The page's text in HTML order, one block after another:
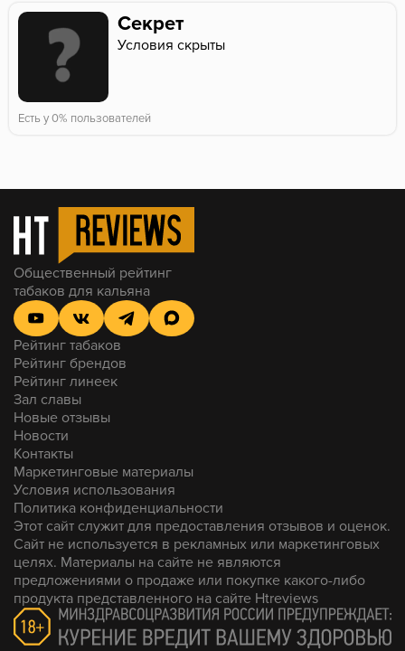
Секрет
Условия скрыты
Есть у 0% пользователей
Общественный рейтинг
табаков для кальяна
Рейтинг табаков
Рейтинг брендов
Рейтинг линеек
Зал славы
Новые отзывы
Новости
Контакты
Маркетинговые материалы
Условия использования
Политика конфиденциальности
Этот сайт служит для предоставления отзывов и оценок.
Сайт не используется в рекламных или маркетинговых
целях. Материалы на сайте не являются
предложениями о продаже или покупке какого-либо
продукта представленного на сайте Htreviews